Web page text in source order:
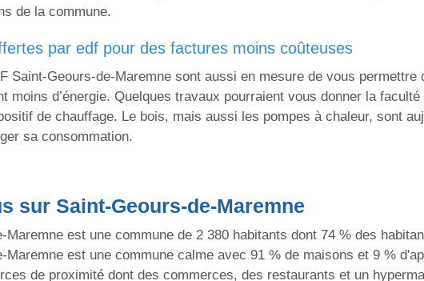
de la commune.
par edf pour des factures moins coûteuses
Saint-Geours-de-Maremne sont aussi en mesure de vous
moins d’énergie. Quelques travaux pourraient vous donner la
de chauffage. Le bois, mais aussi les pompes à chaleur, sont
sa consommation.
sur Saint-Geours-de-Maremne
Maremne est une commune de 2 380 habitants dont 74 % des
Maremne est une commune calme avec 91 % de maisons et 9 %
de proximité dont des commerces, des restaurants et un